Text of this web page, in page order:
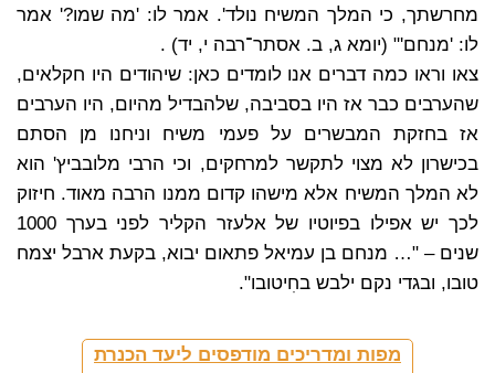
מחרשתך, כי המלך המשיח נולד'. אמר לו: 'מה שמו?' אמר
לו: 'מנחם'" (יומא ג, ב. אסתר־רבה י, יד) .
צאו וראו כמה דברים אנו לומדים כאן: שיהודים היו חקלאים,
שהערבים כבר אז היו בסביבה, שלהבדיל מהיום, היו הערבים
אז בחזקת המבשרים על פעמי משיח וניחנו מן הסתם
בכישרון לא מצוי לתקשר למרחקים, וכי הרבי מלובביץ' הוא
לא המלך המשיח אלא מישהו קדום ממנו הרבה מאוד. חיזוק
לכך יש אפילו בפיוטיו של אלעזר הקליר לפני בערך 1000
שנים – "… מנחם בן עמיאל פתאום יבוא, בקעת ארבל יצמח
טובו, ובגדי נקם ילבש בחִיטובו".
מפות ומדריכים מודפסים ליעד הכנרת